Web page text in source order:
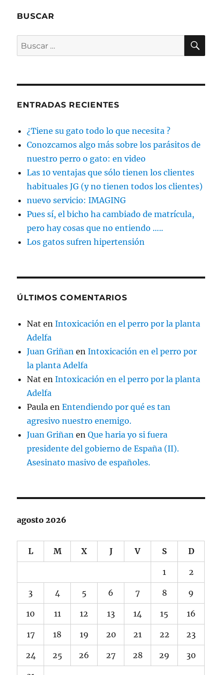
BUSCAR
Buscar
por:
ENTRADAS RECIENTES
¿Tiene su gato todo lo que necesita ?
Conozcamos algo más sobre los parásitos de
nuestro perro o gato: en video
Las 10 ventajas que sólo tienen los clientes
habituales JG (y no tienen todos los clientes)
nuevo servicio: IMAGING
Pues sí, el bicho ha cambiado de matrícula,
pero hay cosas que no entiendo …..
Los gatos sufren hipertensión
ÚLTIMOS COMENTARIOS
Nat enIntoxicación en el perro por la planta
Adelfa
Juan Griñan enIntoxicación en el perro por
la planta Adelfa
Nat enIntoxicación en el perro por la planta
Adelfa
Paula enEntendiendo por qué es tan
agresivo nuestro enemigo.
Juan Griñan enQue haria yo si fuera
presidente del gobierno de España (II).
Asesinato masivo de españoles.
agosto 2026
L M X J V S D
1 2
3 4 5 6 7 8 9
10 11 12 13 14 15 16
17 18 19 20 21 22 23
24 25 26 27 28 29 30